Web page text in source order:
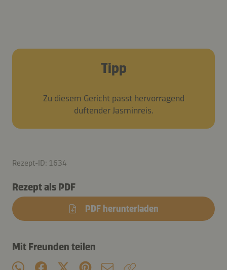
Tipp
Zu diesem Gericht passt hervorragend
duftender Jasminreis.
Rezept-ID: 1634
Rezept als PDF
PDF herunterladen
Mit Freunden teilen